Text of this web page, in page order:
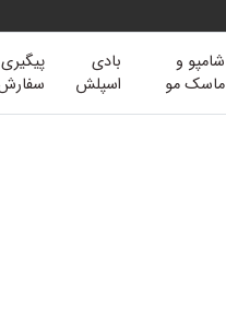
شامپو و
ماسک مو
بادی
اسپلش
پیگیری